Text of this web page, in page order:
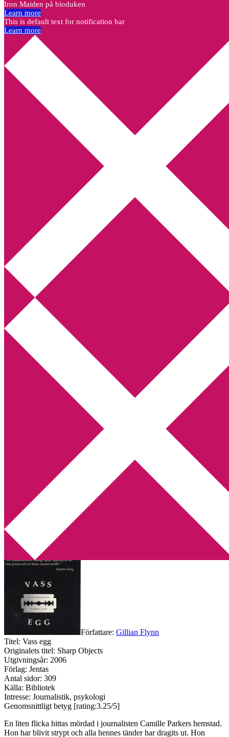
Annikas litteratur- och kulturblogg
Deckare, kriminalromaner, thrillers
Hem
Boktolva
Författarfemman
Kontakt
Webbshop Amazon
Utskriftscentralen
Min tv-blogg
You are here:Home Amerikansk litteratur
Vass egg av Gillian
Vass egg av Gillian Flynn
2010-08-03 by
Författare: Gillian Flynn
Titel: Vass egg
Originalets titel: Sharp Objects
Utgivningsår: 2006
Förlag: Jentas
Antal sidor: 309
Källa: Bibliotek
Intresse: Journalistik, psykologi
Genomsnittligt betyg [rating:3.25/5]
En liten flicka hittas mördad i journalisten Camille Parkers hemstad.
Hon har blivit strypt och alla hennes tänder har dragits ut. Hon
Iron Maiden på bioduken
Learn more
This is default text for notification bar
Learn more